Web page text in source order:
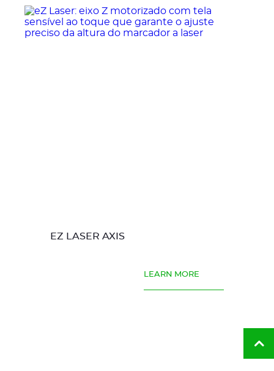
EZ LASER AXIS
LEARN MORE
ao